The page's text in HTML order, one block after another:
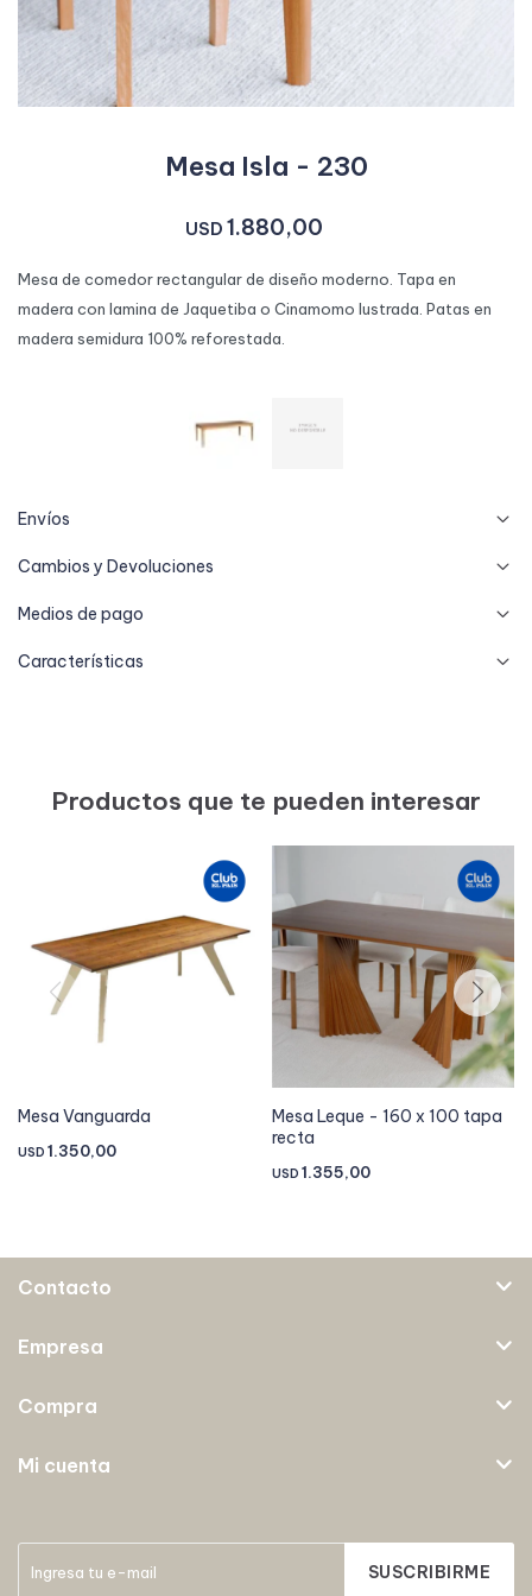
Mesa Isla - 230
USD 1.880,00
Mesa de comedor rectangular de diseño moderno. Tapa en
madera con lamina de Jaquetiba o Cinamomo lustrada. Patas en
madera semidura 100% reforestada.
Envíos
Cambios y Devoluciones
Medios de pago
Características
Productos que te pueden interesar
Mesa Vanguarda
USD 1.350,00
Mesa Leque - 160 x 100 tapa
recta
USD 1.355,00
SUSCRIBIRME
Contacto
Empresa
Compra
Mi cuenta